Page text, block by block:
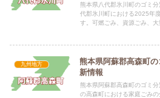
熊本県八代郡氷川町のゴミ
代郡氷川町における2025年
す。可燃ごみ、資源ごみ、大
九州地方
熊本県阿蘇郡高森町
新情報
熊本県阿蘇郡高森町のゴミ
の高森町における家庭ごみ